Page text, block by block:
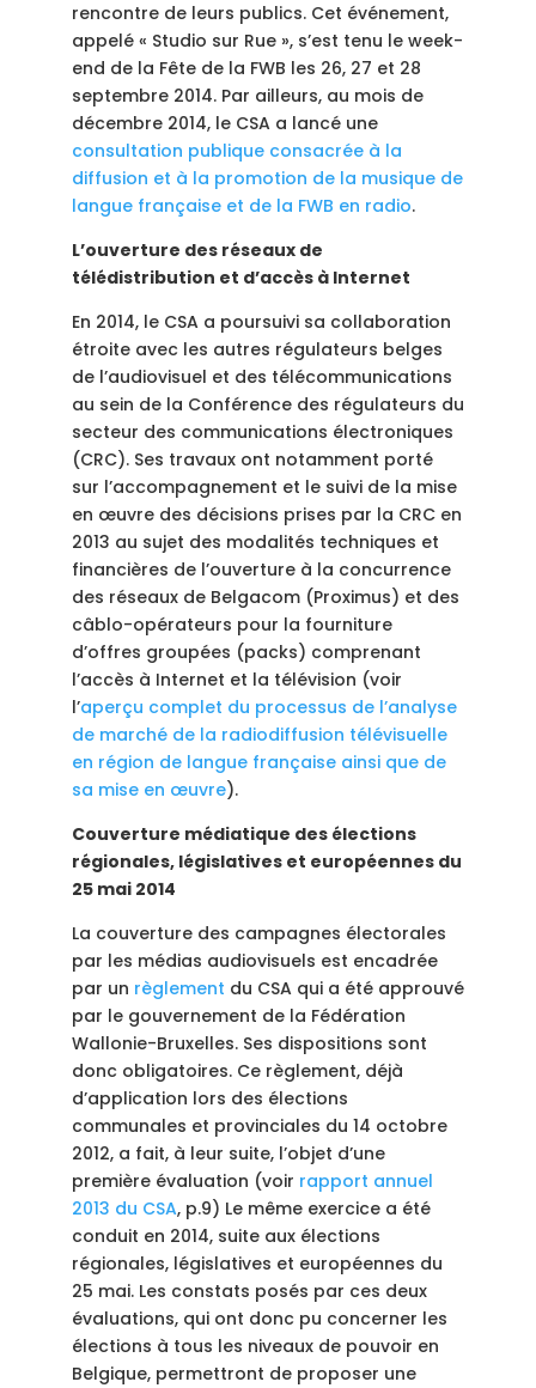
rencontre de leurs publics. Cet événement,
appelé « Studio sur Rue », s’est tenu le week-
end de la Fête de la FWB les 26, 27 et 28
septembre 2014. Par ailleurs, au mois de
décembre 2014, le CSA a lancé une
consultation publique consacrée à la
diffusion et à la promotion de la musique de
langue française et de la FWB en radio.
L’ouverture des réseaux de
télédistribution et d’accès à Internet
En 2014, le CSA a poursuivi sa collaboration
étroite avec les autres régulateurs belges
de l’audiovisuel et des télécommunications
au sein de la Conférence des régulateurs du
secteur des communications électroniques
(CRC). Ses travaux ont notamment porté
sur l’accompagnement et le suivi de la mise
en œuvre des décisions prises par la CRC en
2013 au sujet des modalités techniques et
financières de l’ouverture à la concurrence
des réseaux de Belgacom (Proximus) et des
câblo-opérateurs pour la fourniture
d’offres groupées (packs) comprenant
l’accès à Internet et la télévision (voir
l’aperçu complet du processus de l’analyse
de marché de la radiodiffusion télévisuelle
en région de langue française ainsi que de
sa mise en œuvre).
Couverture médiatique des élections
régionales, législatives et européennes du
25 mai 2014
La couverture des campagnes électorales
par les médias audiovisuels est encadrée
par un règlement du CSA qui a été approuvé
par le gouvernement de la Fédération
Wallonie-Bruxelles. Ses dispositions sont
donc obligatoires. Ce règlement, déjà
d’application lors des élections
communales et provinciales du 14 octobre
2012, a fait, à leur suite, l’objet d’une
première évaluation (voir rapport annuel
2013 du CSA, p.9) Le même exercice a été
conduit en 2014, suite aux élections
régionales, législatives et européennes du
25 mai. Les constats posés par ces deux
évaluations, qui ont donc pu concerner les
élections à tous les niveaux de pouvoir en
Belgique, permettront de proposer une